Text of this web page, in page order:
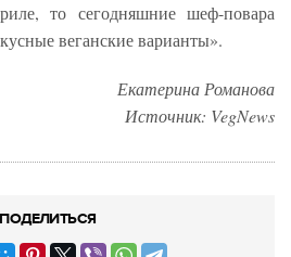
то сегодняшние шеф-повара
веганские варианты».
Екатерина Романова
Источник: VegNews
ПОДЕЛИТЬСЯ